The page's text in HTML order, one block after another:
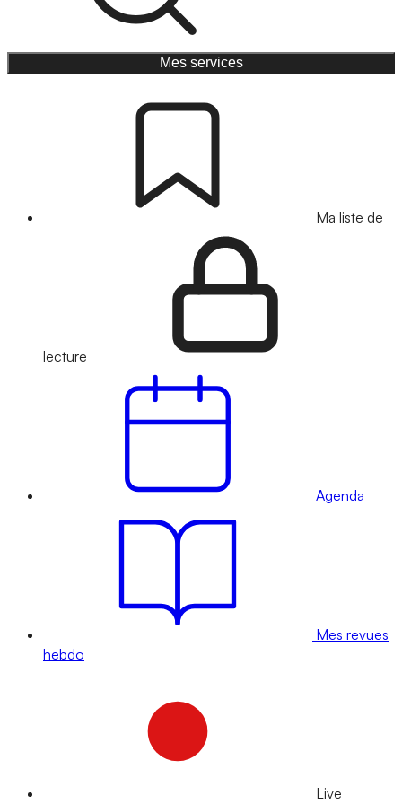
Mes services
Ma liste de
lecture
Agenda
Mes revues
hebdo
Live